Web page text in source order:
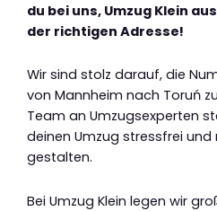
du bei uns, Umzug Klein
der richtigen Adresse!
Wir sind stolz darauf, die
von Mannheim nach Toruń
Team an Umzugsexperten
deinen Umzug stressfrei und
gestalten.
Bei Umzug Klein legen wir